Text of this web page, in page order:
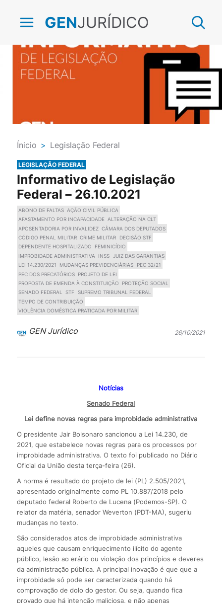
GENJURÍDICO
Ínicio > Legislação Federal
LEGISLAÇÃO FEDERAL
Informativo de Legislação
Federal – 26.10.2021
ABONO DE FALTAS
AÇÃO CIVIL PÚBLICA
AFASTAMENTO POR INCAPACIDADE
ALTERAÇÃO NA CLT
APOSENTADORIA POR INVALIDEZ CÂMARA DOS DEPUTADOS
CÓDIGO PENAL MILITAR CRIME MILITAR
DECISÃO STF
DEPENDENTE HOSPITALIZADO
FEMINICÍDIO
IMPROBIDADE ADMINISTRATIVA
INSS JUIZ DAS GARANTIAS
LEI 14.230/2021
MUDANÇAS PREVIDENCIÁRIAS
PEC 32/21
PEC DOS PRECATÓRIOS
PROJETO DE LEI
PROPOSTA DE EMENDA À CONSTITUIÇÃO
PROTEÇÃO SOCIAL
SENADO FEDERAL
STF
SUPREMO TRIBUNAL FEDERAL
TEMPO DE CONTRIBUIÇÃO
VIOLÊNCIA DOMÉSTICA PRATICADA POR MILITAR
GEN Jurídico 26/10/2021
Notícias
Senado Federal
Lei define novas regras para improbidade administrativa
O presidente Jair Bolsonaro sancionou a Lei 14.230, de
2021, que estabelece novas regras para os processos por
improbidade administrativa. O texto foi publicado no Diário
Oficial da União desta terça-feira (26).
A norma é resultado do projeto de lei (PL) 2.505/2021,
apresentado originalmente como PL 10.887/2018 pelo
deputado federal Roberto de Lucena (Podemos-SP). O
relator da matéria, senador Weverton (PDT-MA), sugeriu
mudanças no texto.
São considerados atos de improbidade administrativa
aqueles que causam enriquecimento ilícito do agente
público, lesão ao erário ou violação dos princípios e deveres
da administração pública. A principal inovação é que que a
improbidade só pode ser caracterizada quando há
comprovação de dolo do gestor. Ou seja, quando fica
provado que há intenção maliciosa, e não apenas